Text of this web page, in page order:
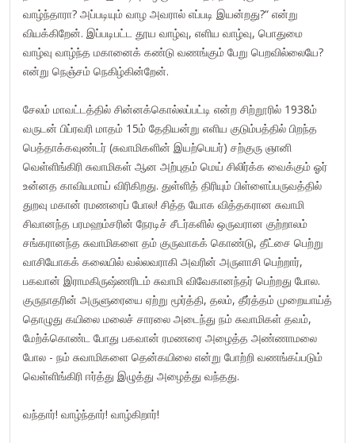
வாழ்ந்தாரா? அப்படியும் வாழ அவரால் எப்படி இயன்றது?“ என்று
வியக்கிறேன். இப்படிபட்ட தூய வாழ்வு, எளிய வாழ்வு, பொதுமை
வாழ்வு வாழ்ந்த மகானைக் கண்டு வணங்கும் பேறு பெறவில்லையே?
என்று நெஞ்சம் நெகிழ்கின்றேன்.
சேலம் மாவட்டத்தில் சின்னக்கொல்லப்பட்டி என்ற சிற்றூரில் 1938ம்
வருடன் பிப்ரவரி மாதம் 15ம் தேதியன்று எளிய குடும்பத்தில் பிறந்த
பெத்தாக்கவுண்டர் (சுவாமிகளின் இயற்பெயர்) சற்குரு ஞானி
வெள்ளிங்கிரி சுவாமிகள் ஆன அற்புதம் மெய் சிலிர்க்க வைக்கும் ஓர்
உன்னத காவியமாய் விரிகிறது. துள்ளித் திரியும் பிள்ளைப்பருவத்தில்
துறவு மகான் ரமணரைப் போல! சித்த யோக வித்தகரான சுவாமி
சிவானந்த பரமஹம்சரின் நேரடிச் சீடர்களில் ஒருவரான குற்றாலம்
சங்கரானந்த சுவாமிகளை தம் குருவாகக் கொண்டு, தீட்சை பெற்று
வாசியோகக் கலையில் வல்லவராகி அவரின் அருளாசி பெற்றார்,
பகவான் இராமகிருஷ்ணரிடம் சுவாமி விவேகானந்தர் பெற்றது போல.
குருநாதரின் அருளுரையை ஏற்று மூர்த்தி, தலம், தீர்த்தம் முறையாய்த்
தொழுது கயிலை மலைச் சாரலை அடைந்து நம் சுவாமிகள் தவம்,
மேற்க்கொண்ட போது பகவான் ரமணரை அழைத்த அண்ணாமலை
போல - நம் சுவாமிகளை தென்கயிலை என்று போற்றி வணங்கப்படும்
வெள்ளிங்கிரி ஈர்த்து இழுத்து அழைத்து வந்தது.
வந்தார்! வாழ்ந்தார்! வாழ்கிறார்!